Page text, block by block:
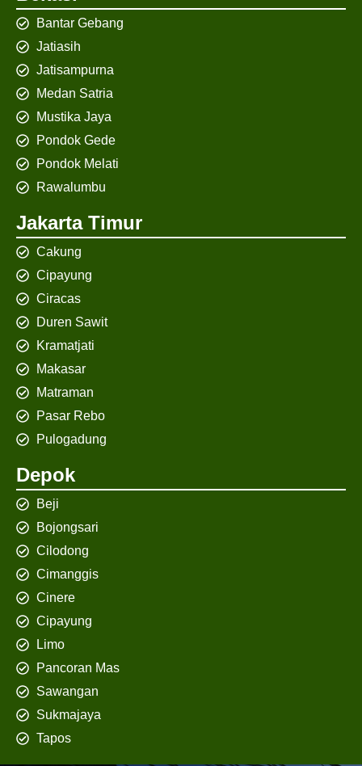
Bantar Gebang
Jatiasih
Jatisampurna
Medan Satria
Mustika Jaya
Pondok Gede
Pondok Melati
Rawalumbu
Jakarta Timur
Cakung
Cipayung
Ciracas
Duren Sawit
Kramatjati
Makasar
Matraman
Pasar Rebo
Pulogadung
Depok
Beji
Bojongsari
Cilodong
Cimanggis
Cinere
Cipayung
Limo
Pancoran Mas
Sawangan
Sukmajaya
Tapos